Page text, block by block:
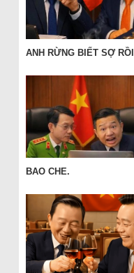
ANH RỪNG BIẾT SỢ RỒI
BAO CHE.